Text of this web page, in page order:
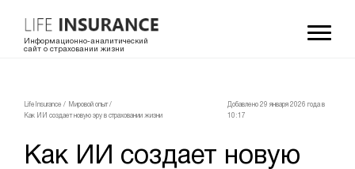
Информационно-аналитический
сайт о страховании жизни
LifeInsurance / Мировой опыт/
Как ИИ создает новую эру в страховании жизни
Добавлено 29 января 2026 года в
10:17
Как ИИ создает новую